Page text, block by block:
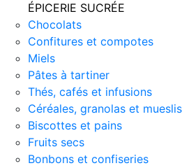
ÉPICERIE SUCRÉE
Chocolats
Confitures et compotes
Miels
Pâtes à tartiner
Thés, cafés et infusions
Céréales, granolas et mueslis
Biscottes et pains
Fruits secs
Bonbons et confiseries